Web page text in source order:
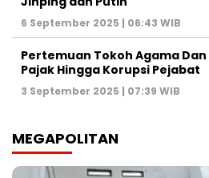
6 September 2025 | 06:43 WIB
Pertemuan Tokoh Agama
Pajak Hingga Korupsi Pejabat
3 September 2025 | 07:39 WIB
MEGAPOLITAN